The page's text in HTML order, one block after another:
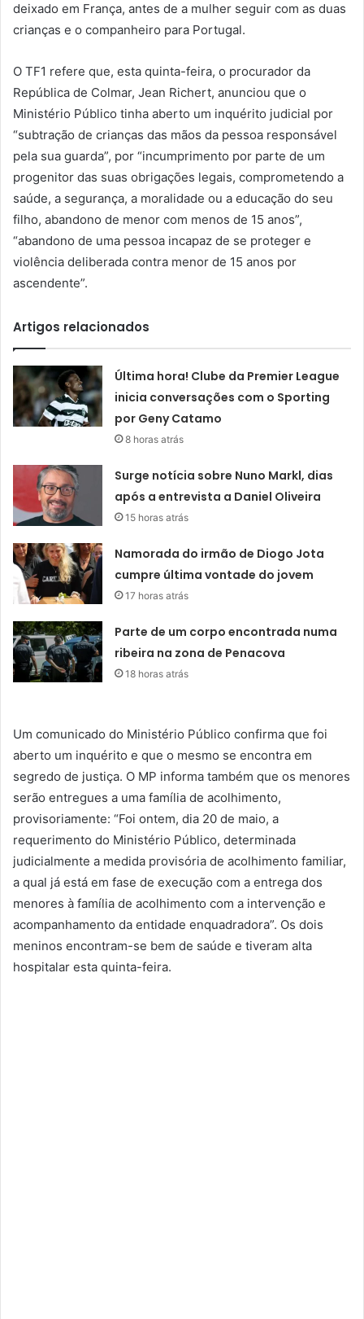
deixado em França, antes de a mulher seguir com as duas
crianças e o companheiro para Portugal.
O TF1 refere que, esta quinta-feira, o procurador da
República de Colmar, Jean Richert, anunciou que o
Ministério Público tinha aberto um inquérito judicial por
“subtração de crianças das mãos da pessoa responsável
pela sua guarda”, por “incumprimento por parte de um
progenitor das suas obrigações legais, comprometendo a
saúde, a segurança, a moralidade ou a educação do seu
filho, abandono de menor com menos de 15 anos”,
“abandono de uma pessoa incapaz de se proteger e
violência deliberada contra menor de 15 anos por
ascendente”.
Artigos relacionados
Última hora! Clube da Premier League
inicia conversações com o Sporting
por Geny Catamo
8 horas atrás
Surge notícia sobre Nuno Markl, dias
após a entrevista a Daniel Oliveira
15 horas atrás
Namorada do irmão de Diogo Jota
cumpre última vontade do jovem
17 horas atrás
Parte de um corpo encontrada numa
ribeira na zona de Penacova
18 horas atrás
Um comunicado do Ministério Público confirma que foi
aberto um inquérito e que o mesmo se encontra em
segredo de justiça. O MP informa também que os menores
serão entregues a uma família de acolhimento,
provisoriamente: “Foi ontem, dia 20 de maio, a
requerimento do Ministério Público, determinada
judicialmente a medida provisória de acolhimento familiar,
a qual já está em fase de execução com a entrega dos
menores à família de acolhimento com a intervenção e
acompanhamento da entidade enquadradora”. Os dois
meninos encontram-se bem de saúde e tiveram alta
hospitalar esta quinta-feira.